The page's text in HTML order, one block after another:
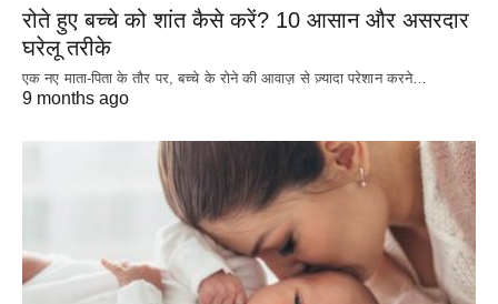
रोते हुए बच्चे को शांत कैसे करें? 10 आसान और असरदार
घरेलू तरीके
एक नए माता-पिता के तौर पर, बच्चे के रोने की आवाज़ से ज़्यादा परेशान करने…
9 months ago